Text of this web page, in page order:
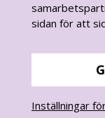
goteborg.seär
sidan för att
Inställningar